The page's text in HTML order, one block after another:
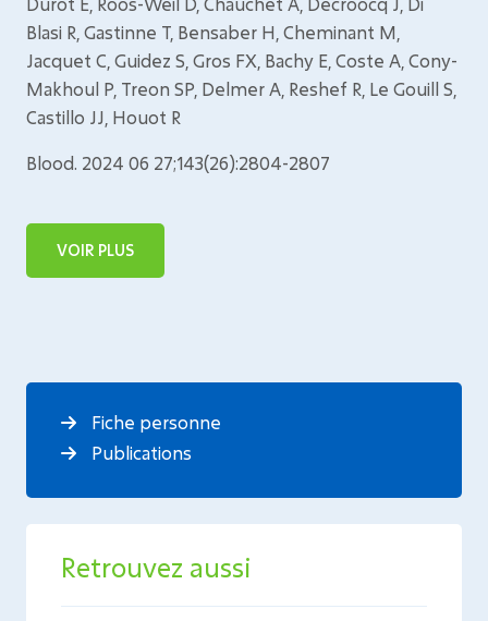
Blasi R, Gastinne T, Bensaber H, Cheminant M,
Jacquet C, Guidez S, Gros FX, Bachy E, Coste A, Cony-
Makhoul P, Treon SP, Delmer A, Reshef R, Le Gouill S,
Castillo JJ, Houot R
Blood. 2024 06 27;143(26):2804-2807
VOIR PLUS
Fiche personne
Publications
Retrouvez aussi